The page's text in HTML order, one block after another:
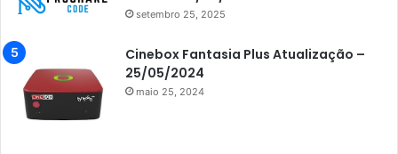
Azamerica King
Azamerica King GX PRO
Azamerica King IPTV
Azamerica Mobi
setembro 25, 2025
Cinebox Fantasia Plus Atualização –
25/05/2024
maio 25, 2024